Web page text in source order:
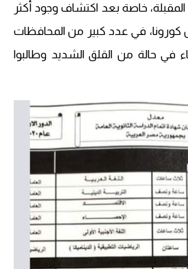
المقبلة، خاصة بعد اكتشاف وجود أكثر
في عدد كبير من المحافظات
في حالة من القلق الشديد وطالبوا